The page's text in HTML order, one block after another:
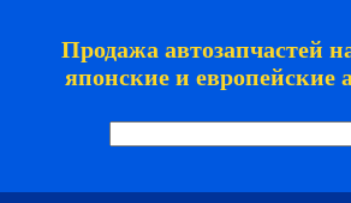
Продажа автозапчастей
японские и европейские